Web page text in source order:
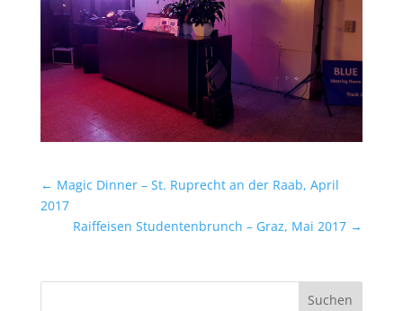
← Magic Dinner – St. Ruprecht an der Raab, April
2017
Raiffeisen Studentenbrunch – Graz, Mai 2017 →